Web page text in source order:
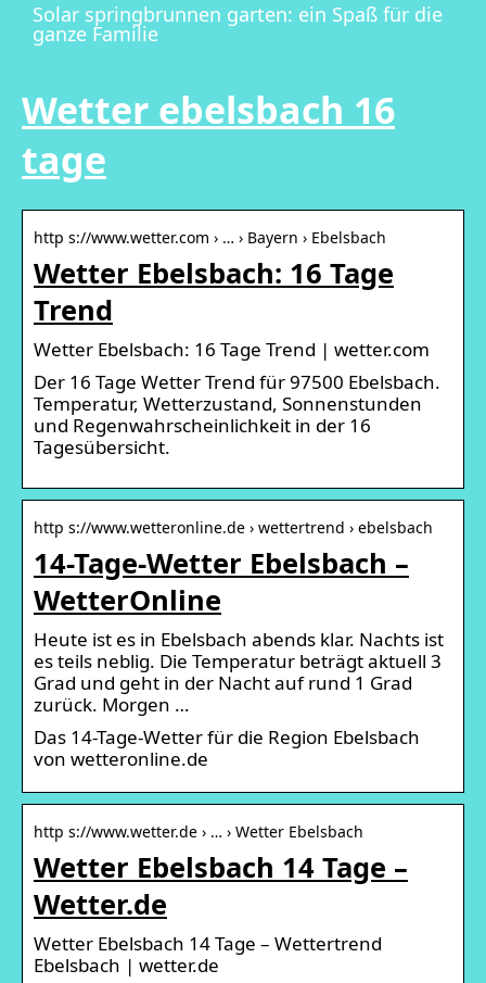
Solar springbrunnen garten: ein Spaß für die
ganze Familie
Wetter ebelsbach 16
tage
http s://www.wetter.com › … › Bayern › Ebelsbach
Wetter Ebelsbach: 16 Tage
Trend
Wetter Ebelsbach: 16 Tage Trend | wetter.com
Der 16 Tage Wetter Trend für 97500 Ebelsbach.
Temperatur, Wetterzustand, Sonnenstunden
und Regenwahrscheinlichkeit in der 16
Tagesübersicht.
http s://www.wetteronline.de › wettertrend › ebelsbach
14-Tage-Wetter Ebelsbach –
WetterOnline
Heute ist es in Ebelsbach abends klar. Nachts ist
es teils neblig. Die Temperatur beträgt aktuell 3
Grad und geht in der Nacht auf rund 1 Grad
zurück. Morgen …
Das 14-Tage-Wetter für die Region Ebelsbach
von wetteronline.de
http s://www.wetter.de › … › Wetter Ebelsbach
Wetter Ebelsbach 14 Tage –
Wetter.de
Wetter Ebelsbach 14 Tage – Wettertrend
Ebelsbach | wetter.de